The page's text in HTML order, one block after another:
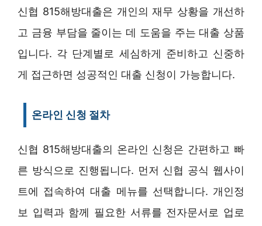
신협 815해방대출은 개인의 재무 상황을 개선하
고 금융 부담을 줄이는 데 도움을 주는 대출 상품
입니다. 각 단계별로 세심하게 준비하고 신중하
게 접근하면 성공적인 대출 신청이 가능합니다.
온라인 신청 절차
신협 815해방대출의 온라인 신청은 간편하고 빠
른 방식으로 진행됩니다. 먼저 신협 공식 웹사이
트에 접속하여 대출 메뉴를 선택합니다. 개인정
보 입력과 함께 필요한 서류를 전자문서로 업로